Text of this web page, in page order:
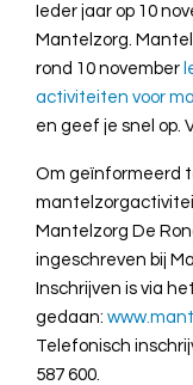
Ieder jaar op 10
Mantelzorg.
rond 10 november
activiteiten voor
en geef je snel op.
Om geïnformeerd
Mantelzorg De
ingeschreven bij
Inschrijven is via
gedaan:
Telefonisch
587 600.